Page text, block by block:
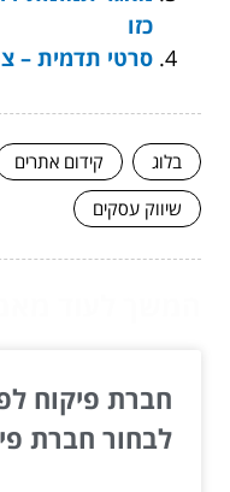
כזו
סרטי תדמית –
בלוג קידום אתרים
שיווק עסקים
חברת פיקוח
לבחור חברת